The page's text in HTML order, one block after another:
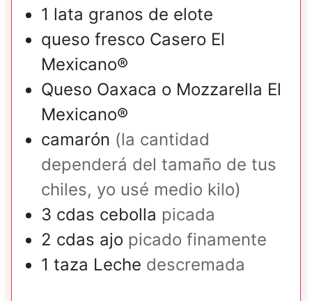
1 lata granos de elote
queso fresco Casero El
Mexicano®
Queso Oaxaca o Mozzarella El
Mexicano®
camarón (la cantidad
dependerá del tamaño de tus
chiles, yo usé medio kilo)
3 cdas cebolla picada
2 cdas ajo picado finamente
1 taza Leche descremada